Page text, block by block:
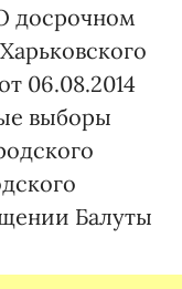
досрочном
06.08.2014
выборы
Балуты